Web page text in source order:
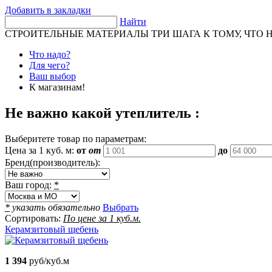
Добавить в закладки
Найти
СТРОИТЕЛЬНЫЕ МАТЕРИАЛЫ ТРИ ШАГА К ТОМУ, ЧТО
Что надо?
Для чего?
Ваш выбор
К магазинам!
Не важно какой утеплитель :
Выберитете товар по параметрам:
Цена за 1 куб. м: от от до
Бренд(производитель):
Ваш город: *
* указать обязательно Выбрать
Сортировать: По цене за 1 куб.м.
Керамзитовый щебень
1 394 руб/куб.м